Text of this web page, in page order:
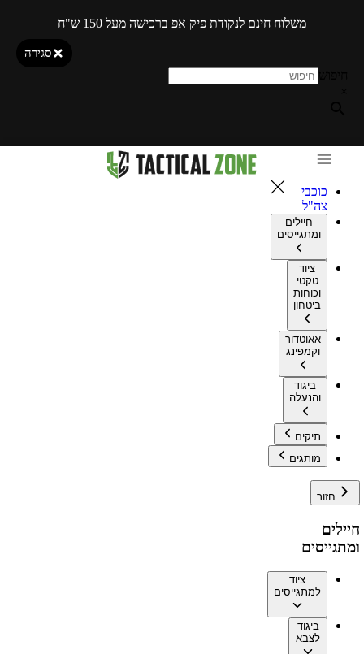
משלוח חינם לנקודת פיק אפ ברכישה מעל 150 ש"ח
סגירה
כוכבי
צה"ל
חיילים
ומתגייסים
ציוד
טקטי
וכוחות
ביטחון
אאוטדור
וקמפינג
ביגוד
והנעלה
תיקים
מותגים
חזור
חיילים
ומתגייסים
ציוד
למתגייסים
ביגוד
לצבא